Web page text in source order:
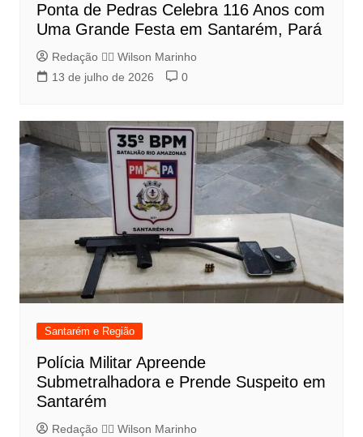
Ponta de Pedras Celebra 116 Anos com
Uma Grande Festa em Santarém, Pará
Redação 👨‍⚖️​ Wilson Marinho
13 de julho de 2026
0
Santarém e Região
Polícia Militar Apreende
Submetralhadora e Prende Suspeito em
Santarém
Redação 👨‍⚖️​ Wilson Marinho